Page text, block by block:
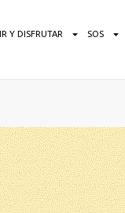
Y DISFRUTAR SOS